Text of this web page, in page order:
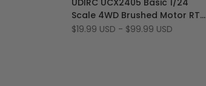
la
lista
de
a
comparar
UDIRC UCX2405 Basic 1/24
Scale 4WD Brushed Motor RTR
RC Rock Crawler
Precio
$19.99 USD - $99.99 USD